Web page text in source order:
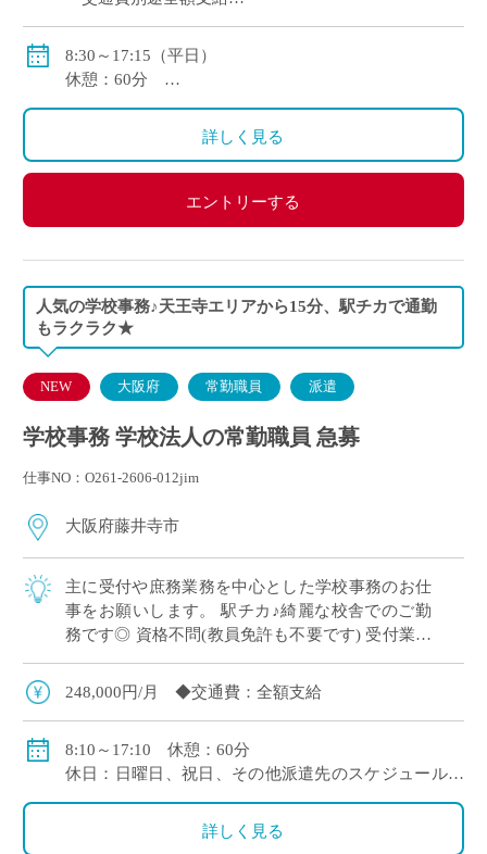
8:30～17:15（平日）
休憩：60分
務日によって異なる場合があります。
※将来的に専任登用可能性があります。専任登用でご
勤務になった場合は、学園が定める勤務規則にてご勤
詳しく見る
エントリーする
人気の学校事務♪天王寺エリアから15分、駅チカで通勤
もラクラク★
NEW 大阪府 常勤職員 派遣
学校事務 学校法人の常勤職員 急募
仕事NO：O261-2606-012jim
大阪府藤井寺市
主に受付や庶務業務を中心とした学校事務のお仕
事をお願いします。 駅チカ♪綺麗な校舎でのご勤
務です◎ 資格不問(教員免許も不要です) 受付業務
わるため、 学校全体を支えるやりがい […]
248,000円/月 ◆交通費：全額支給
8:10～17:10 休憩：60分
休日：日曜日、祝日、その他派遣先のスケジュールに
※行事等で土曜日の出勤あり、出勤した場合は振替休
詳しく見る